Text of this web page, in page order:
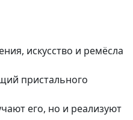
искусство и ремёсла
пристального
его, но и реализуют